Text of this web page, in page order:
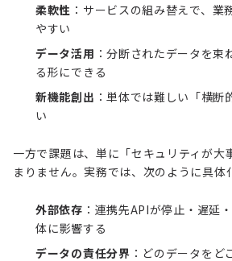
柔軟性 ：サービスの組み替えで、業
やすい
データ活用 ：分断されたデータを
る形にできる
新機能創出 ：単体では難しい「横
い
一方で課題は、単に「セキュリティが大
まりません。実務では、次のように具体
外部依存 ：連携先APIが停止・遅延
体に影響する
データの責任分界 ：どのデータをど